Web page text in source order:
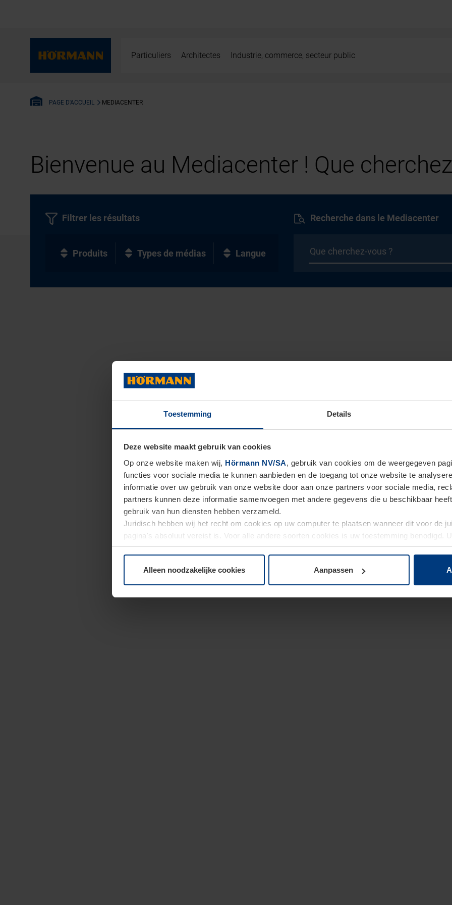
Toestemming Details
Deze website maakt gebruik van cookies
Op onze website maken wij, Hörmann NV/SA, gebruik van cookies om de weergegeven
functies voor sociale media te kunnen aanbieden en de toegang tot onze website te
informatie over uw gebruik van onze website door aan onze partners voor sociale media,
partners kunnen deze informatie samenvoegen met andere gegevens die u beschikbaar
gebruik van hun diensten hebben verzameld.
Juridisch hebben wij het recht om cookies op uw computer te plaatsen wanneer dit voor de
pagina's absoluut vereist is. Voor alle andere soorten cookies is uw toestemming benodigd.
moment bij de uitleg van de cookies op paginaPrivacyverklaringop onze website wijzigen
Alleen noodzakelijke cookies Aanpassen
Particuliers Architectes Industrie, commerce, secteur public
PAGE D'ACCUEIL MEDIACENTER
Bienvenue au Mediacenter ! Que
Recherche dans le Mediacenter
Filtrer les résultats
Produits Types de médias Langue